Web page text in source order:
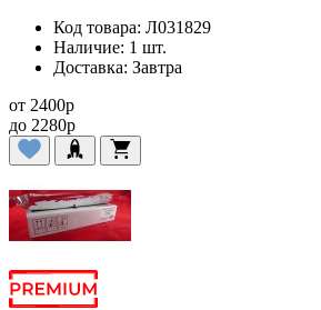
Код товара: Л031829
Наличие: 1 шт.
Доставка: Завтра
от 2400p
до 2280p